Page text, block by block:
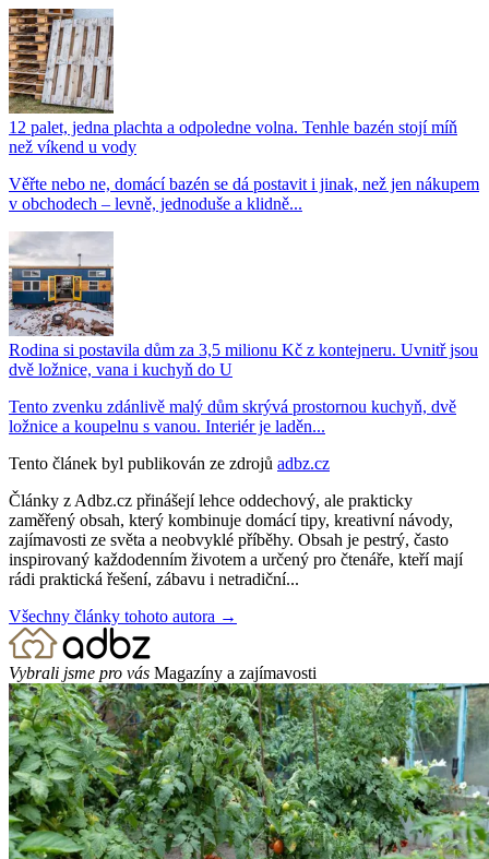
12 palet, jedna plachta a odpoledne volna. Tenhle bazén stojí míň
než víkend u vody
Věřte nebo ne, domácí bazén se dá postavit i jinak, než jen nákupem
v obchodech – levně, jednoduše a klidně...
Rodina si postavila dům za 3,5 milionu Kč z kontejneru. Uvnitř jsou
dvě ložnice, vana i kuchyň do U
Tento zvenku zdánlivě malý dům skrývá prostornou kuchyň, dvě
ložnice a koupelnu s vanou. Interiér je laděn...
Tento článek byl publikován ze zdrojů adbz.cz
Články z Adbz.cz přinášejí lehce oddechový, ale prakticky
zaměřený obsah, který kombinuje domácí tipy, kreativní návody,
zajímavosti ze světa a neobvyklé příběhy. Obsah je pestrý, často
inspirovaný každodenním životem a určený pro čtenáře, kteří mají
rádi praktická řešení, zábavu i netradiční...
Všechny články tohoto autora →
Vybrali jsme pro vás Magazíny a zajímavosti